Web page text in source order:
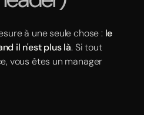
à une seule chose : le
il n'est plus là. Si tout
vous êtes un manager